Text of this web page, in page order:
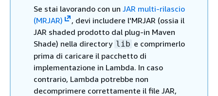
Se stai lavorando con un JAR multi-rilascio
(MRJAR)
, devi includere l'MRJAR (ossia il
JAR shaded prodotto dal plug-in Maven
Shade) nella directory lib e comprimerlo
prima di caricare il pacchetto di
implementazione in Lambda. In caso
contrario, Lambda potrebbe non
decomprimere correttamente il file JAR,